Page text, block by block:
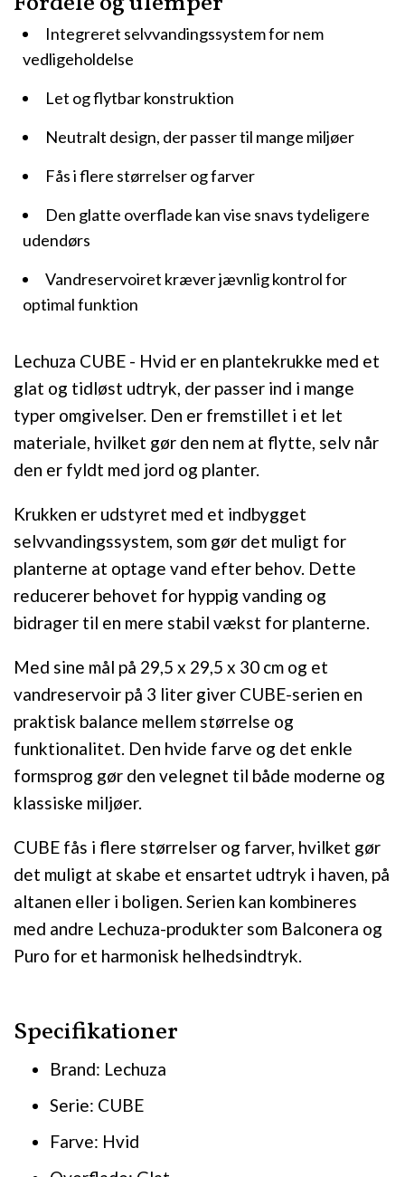
Lechuza CUBE - Hvid er en plantekrukke med et
glat og tidløst udtryk, der passer ind i mange
typer omgivelser. Den er fremstillet i et let
materiale, hvilket gør den nem at flytte, selv når
den er fyldt med jord og planter.
Krukken er udstyret med et indbygget
selvvandingssystem, som gør det muligt for
planterne at optage vand efter behov. Dette
reducerer behovet for hyppig vanding og
bidrager til en mere stabil vækst for planterne.
Med sine mål på 29,5 x 29,5 x 30 cm og et
vandreservoir på 3 liter giver CUBE-serien en
praktisk balance mellem størrelse og
funktionalitet. Den hvide farve og det enkle
formsprog gør den velegnet til både moderne og
klassiske miljøer.
CUBE fås i flere størrelser og farver, hvilket gør
det muligt at skabe et ensartet udtryk i haven, på
altanen eller i boligen. Serien kan kombineres
med andre Lechuza-produkter som Balconera og
Puro for et harmonisk helhedsindtryk.
Integreret selvvandingssystem for nem
vedligeholdelse
Let og flytbar konstruktion
Neutralt design, der passer til mange miljøer
Fås i flere størrelser og farver
Den glatte overflade kan vise snavs tydeligere
udendørs
Vandreservoiret kræver jævnlig kontrol for
optimal funktion
Specifikationer
Brand: Lechuza
Serie: CUBE
Farve: Hvid